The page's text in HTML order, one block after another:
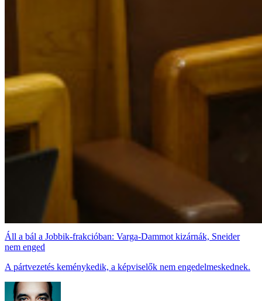
Áll a bál a Jobbik-frakcióban: Varga-Dammot kizárnák, Sneider
nem enged
A pártvezetés keménykedik, a képviselők nem engedelmeskednek.